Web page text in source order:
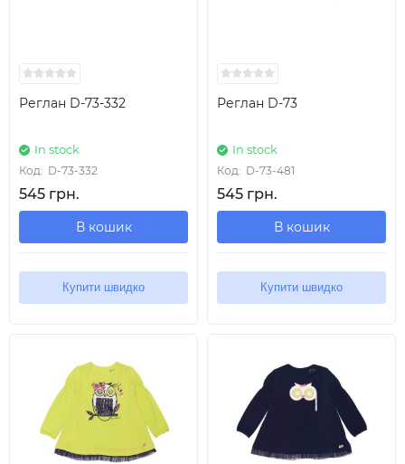
Реглан D-73-332
In stock
Код: D-73-332
545 грн.
В кошик
Купити швидко
Реглан D-73
In stock
Код: D-73-481
545 грн.
В кошик
Купити швидко